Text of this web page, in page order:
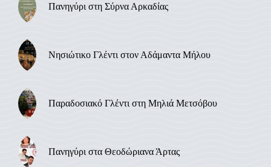
Πανηγύρι στη Σύρνα Αρκαδίας
Νησιώτικο Γλέντι στον Αδάμαντα Μήλου
Παραδοσιακό Γλέντι στη Μηλιά Μετσόβου
Πανηγύρι στα Θεοδώριανα Άρτας